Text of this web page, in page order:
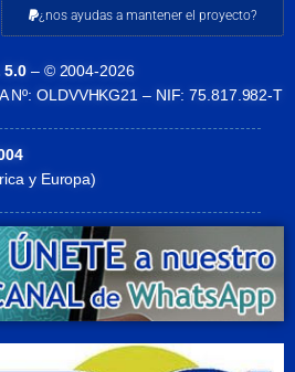
¿nos ayudas a mantener el proyecto?
5.0 – © 2004-2026
Nº: OLDVVHKG21 – NIF: 75.817.982-T
y Europa)